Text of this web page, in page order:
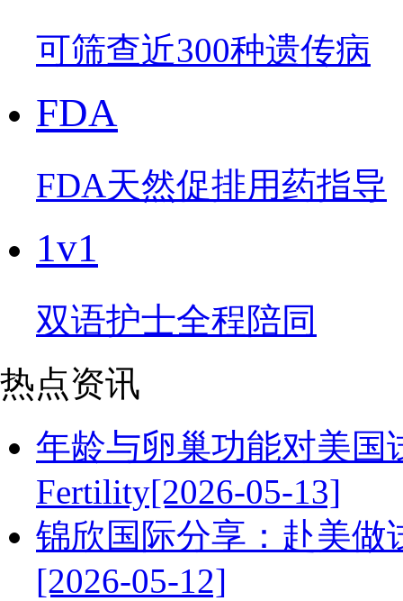
可筛查近300种遗传病
FDA
FDA天然促排用药指导
1v1
双语护士全程陪同
热点资讯
年龄与卵巢功能对美国
Fertility[2026-05-13]
锦欣国际分享：赴美做
[2026-05-12]